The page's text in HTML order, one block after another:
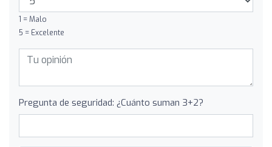
1 = Malo
5 = Excelente
Pregunta de seguridad: ¿Cuánto suman 3+2?